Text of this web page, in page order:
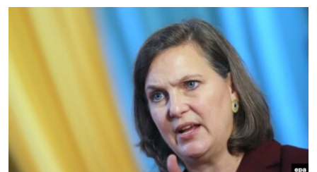
Перейти
СПЕЦПРОЕКТИ
ВІДЕОУРОКИ «ELIFBE»
ЯК ОБІЙТИ БЛОКУВАННЯ
Русский